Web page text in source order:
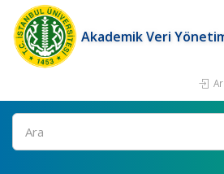
Akademik Veri
Ara